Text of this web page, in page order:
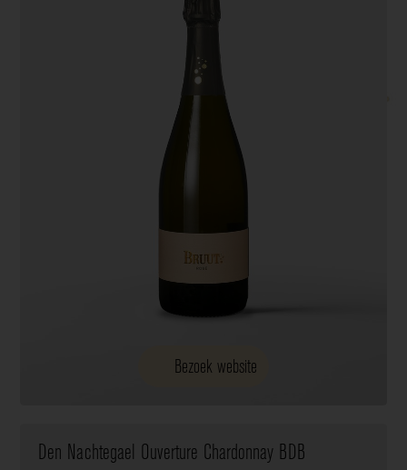
Bezoek website
Den Nachtegael Ouverture Chardonnay BDB